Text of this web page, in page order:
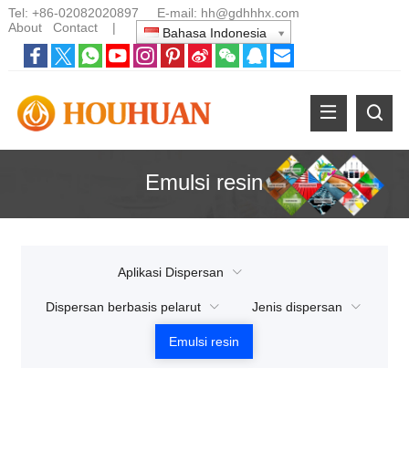
Tel: +86-02082020897 E-mail: hh@gdhhhx.com
About
Contact| Bahasa Indonesia
Emulsi resin
Aplikasi Dispersan
Dispersan berbasis pelarut Jenis dispersan
Emulsi resin